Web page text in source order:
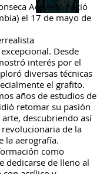
Acevedo nació
el 17 de mayo de
Desde
interés por el
diversas técnicas
el grafito.
años de estudios de
retomar su pasión
descubriendo así
de la
la aerografía.
como
dedicarse de lleno al